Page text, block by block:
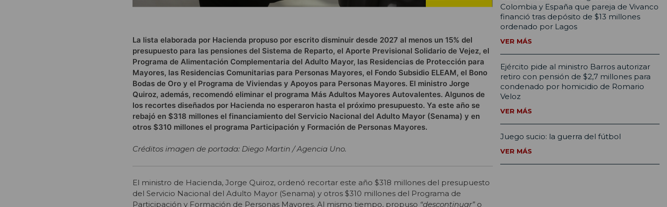
La lista elaborada por Hacienda propuso por escrito disminuir desde 2027 al menos un 15% del
presupuesto para las pensiones del Sistema de Reparto, el Aporte Previsional Solidario de Vejez, el
Programa de Alimentación Complementaria del Adulto Mayor, las Residencias de Protección para
Mayores, las Residencias Comunitarias para Personas Mayores, el Fondo Subsidio ELEAM, el Bono
Bodas de Oro y el Programa de Viviendas y Apoyos para Personas Mayores. El ministro Jorge
Quiroz, además, recomendó eliminar el programa Más Adultos Mayores Autovalentes. Algunos de
los recortes diseñados por Hacienda no esperaron hasta el próximo presupuesto. Ya este año se
rebajó en $318 millones el financiamiento del Servicio Nacional del Adulto Mayor (Senama) y en
otros $310 millones el programa Participación y Formación de Personas Mayores.
Créditos imagen de portada: Diego Martin / Agencia Uno.
El ministro de Hacienda, Jorge Quiroz, ordenó recortar este año $318 millones del presupuesto
del Servicio Nacional del Adulto Mayor (Senama) y otros $310 millones del Programa de
Participación y Formación de Personas Mayores. Al mismo tiempo, propuso “descontinuar” o
Colombia y España que pareja de Vivanco
financió tras depósito de $13 millones
ordenado por Lagos
VER MÁS
Ejército pide al ministro Barros autorizar
retiro con pensión de $2,7 millones para
condenado por homicidio de Romario
Veloz
VER MÁS
Juego sucio: la guerra del fútbol
VER MÁS